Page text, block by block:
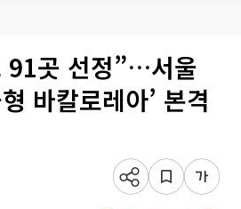
91곳 선정”…서울
바칼로레아’ 본격